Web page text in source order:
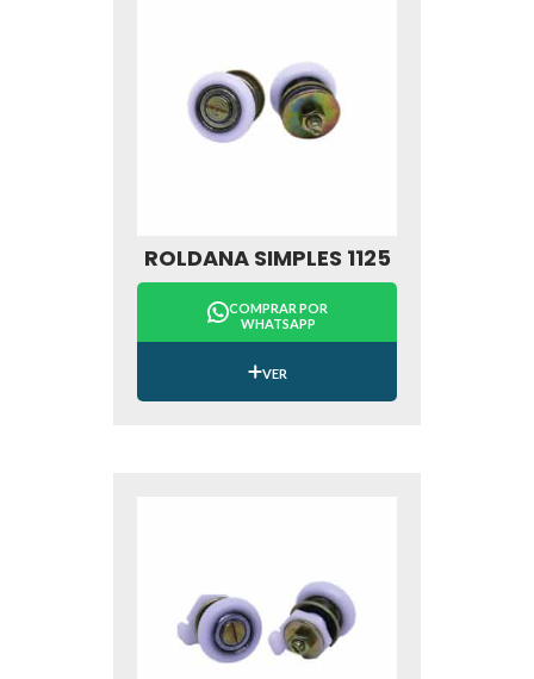
ROLDANA SIMPLES 1125
COMPRAR POR
WHATSAPP
VER